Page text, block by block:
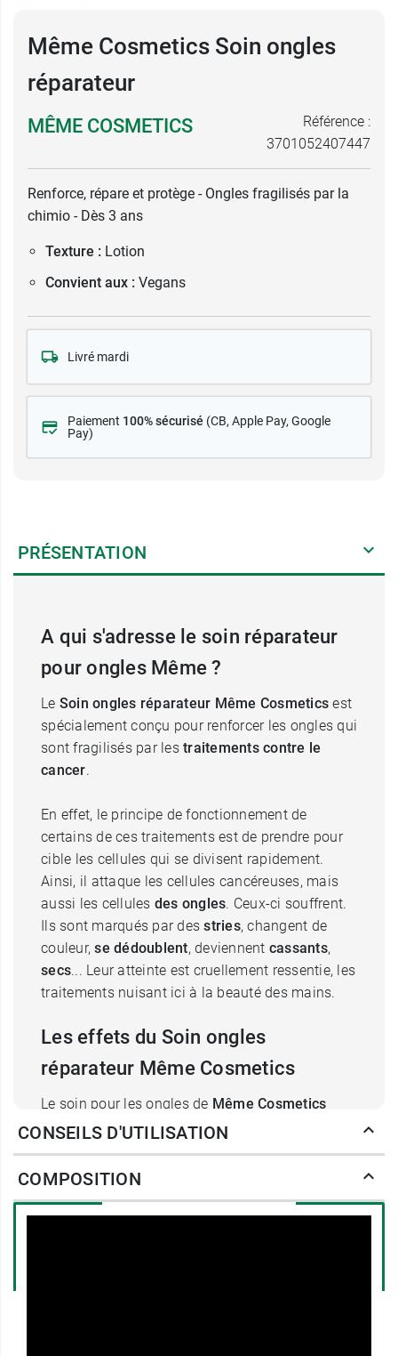
Même Cosmetics Soin ongles
réparateur
MÊME COSMETICS
Référence :
3701052407447
Renforce, répare et protège - Ongles fragilisés par la
chimio - Dès 3 ans
Texture : Lotion
Convient aux : Vegans
Livré mardi
Paiement 100% sécurisé (CB, Apple Pay, Google
Pay)
PRÉSENTATION
A qui s'adresse le soin réparateur
pour ongles Même ?
Le Soin ongles réparateur Même Cosmetics est
spécialement conçu pour renforcer les ongles qui
sont fragilisés par les traitements contre le
cancer.
En effet, le principe de fonctionnement de
certains de ces traitements est de prendre pour
cible les cellules qui se divisent rapidement.
Ainsi, il attaque les cellules cancéreuses, mais
aussi les cellules des ongles. Ceux-ci souffrent.
Ils sont marqués par desstries, changent de
couleur,se dédoublent, deviennent cassants,
secs... Leur atteinte est cruellement ressentie, les
traitements nuisant ici à la beauté des mains.
Les effets du Soin ongles
réparateur Même Cosmetics
Le soin pour les ongles de Même Cosmetics
permet de réduire les sensations d'inconfort, de
dédoublement, et de les renforcer. Il permet
douloureuses. 92 % de ses ingrédients sont
CONSEILS D'UTILISATION
COMPOSITION